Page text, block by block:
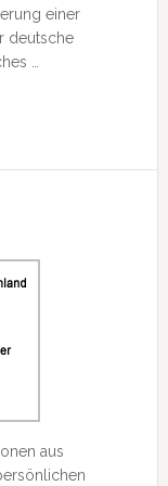
einer
deutsche
…
aus